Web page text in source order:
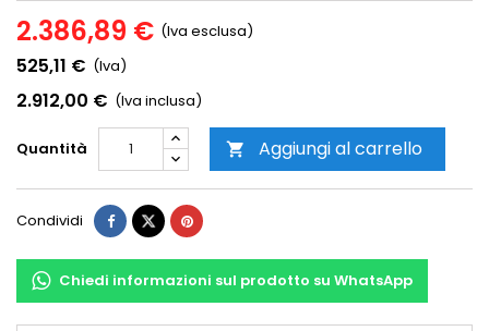
2.386,89 € (Iva esclusa)
525,11 € (Iva)
2.912,00 € (Iva inclusa)
Quantità  Aggiungi al carrello
Condividi
Chiedi informazioni sul prodotto su WhatsApp